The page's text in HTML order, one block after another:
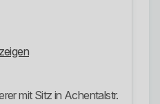
mit Sitz in Achentalstr.